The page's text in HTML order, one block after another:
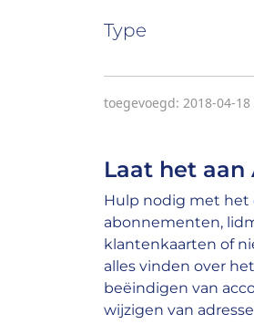
Type
toegevoegd: 2018-04-18
Laat het aan
Hulp nodig met het
abonnementen,
klantenkaarten of
alles vinden over
beëindigen van
wijzigen van